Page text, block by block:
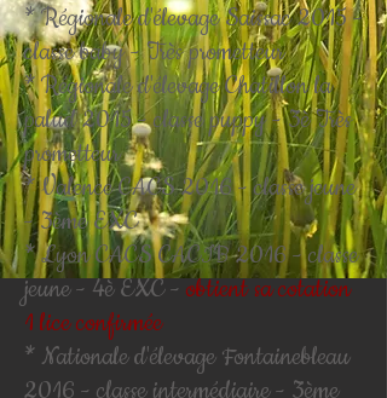
* Régionale d'élevage Saissac 2015 -
classe baby - Très prometteur
* Régionale d'élevage Chatillon la
palud 2015 - classe puppy - 3è Très
prometteur
* Valence CACS 2016 - classe jeune
- 3ème EXC
* Lyon CACS CACIB 2016 - classe
jeune - 4è EXC -obtient sa cotation
1 lice confirmée
* Nationale d'élevage Fontainebleau
2016 - classe intermédiaire - 3ème